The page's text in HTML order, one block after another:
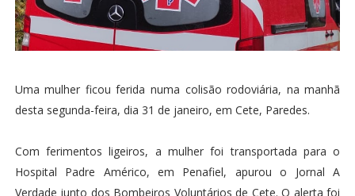
Uma mulher ficou ferida numa colisão rodoviária, na manhã
desta segunda-feira, dia 31 de janeiro, em Cete, Paredes.
Com ferimentos ligeiros, a mulher foi transportada para o
Hospital Padre Américo, em Penafiel, apurou o Jornal A
Verdade junto dos Bombeiros Voluntários de Cete. O alerta foi